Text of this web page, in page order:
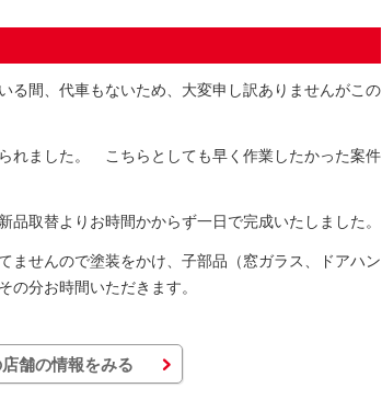
る間、代車もないため、大変申し訳ありませんがこの
れました。 こちらとしても早く作業したかった案件
取替よりお時間かからず一日で完成いたしました。
ませんので塗装をかけ、子部品（窓ガラス、ドアハン
分お時間いただきます。
舗の情報をみる